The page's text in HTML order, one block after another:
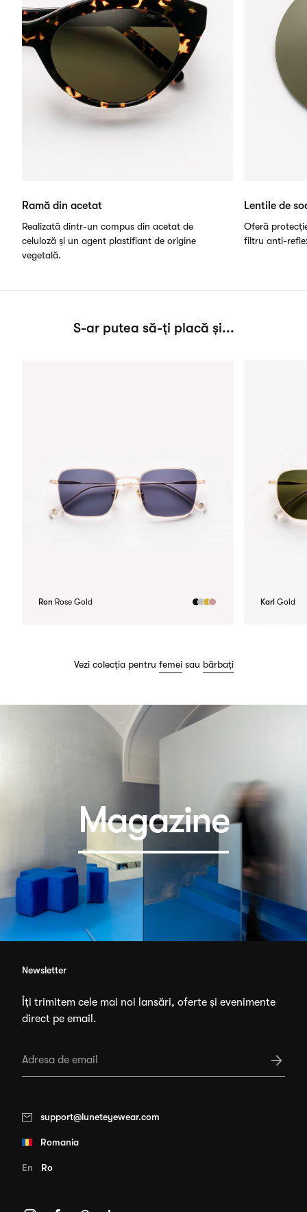
Ramă din acetat
Realizată dintr-un compus din acetat de
celuloză și un agent plastifiant de origine
vegetală.
Lentile de
Oferă
filtru anti-
S-ar putea să-ți placă și...
Ron Rose Gold Karl Gold
Vezi colecția pentru femei sau bărbați
Magazine
Newsletter
Îți trimitem cele mai noi lansări, oferte și evenimente
direct pe email.
support@luneteyewear.com
Romania
En Ro